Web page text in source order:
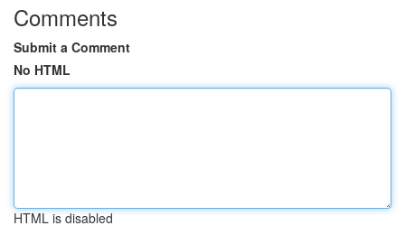
Comments
Submit a Comment
No HTML
HTML is disabled